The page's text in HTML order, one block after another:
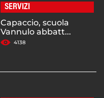
SERVIZI
Capaccio, scuola
Vannulo abbatt...
4138